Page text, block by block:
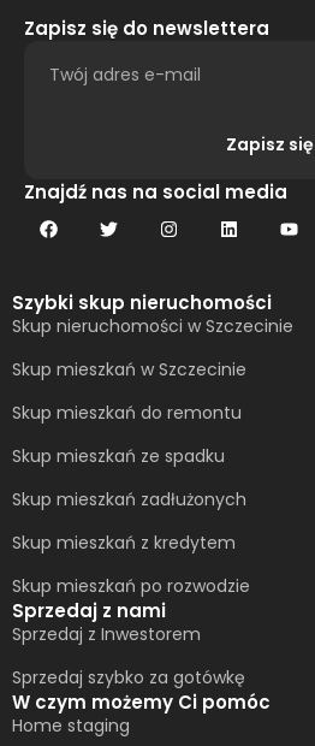
Zapisz się do newslettera
Zapisz się
Alternative:
Znajdź nas na social media
Szybki skup nieruchomości
Skup nieruchomości w Szczecinie
Skup mieszkań w Szczecinie
Skup mieszkań do remontu
Skup mieszkań ze spadku
Skup mieszkań zadłużonych
Skup mieszkań z kredytem
Skup mieszkań po rozwodzie
Sprzedaj z nami
Sprzedaj z Inwestorem
Sprzedaj szybko za gotówkę
W czym możemy Ci pomóc
Home staging